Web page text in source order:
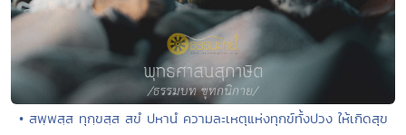
• สพฺพสฺส ทุกฺขสฺส สขํ ปหานํ ความละเหตุแห่งทุกข์ทั้งปวง ให้เกิดสุข